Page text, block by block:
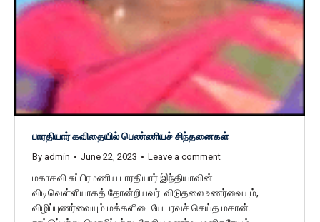
பாரதியார் கவிதையில் பெண்ணியச் சிந்தனைகள்
By admin June 22, 2023 Leave a comment
மகாகவி சுப்பிரமணிய பாரதியார் இந்தியாவின்
விடிவெள்ளியாகத் தோன்றியவர். விடுதலை உணர்வையும்,
விழிப்புணர்வையும் மக்களிடையே பரவச் செய்த மகான்.